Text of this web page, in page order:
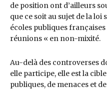
de position ont d’ailleurs
que ce soit au sujet de la
écoles publiques
réunions « en non-mixité.
Au-delà des controverses
elle participe, elle est la
publiques, de menaces et de